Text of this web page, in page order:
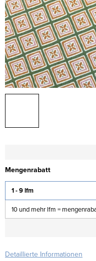
Mengenrabatt
1 - 9 lfm
10 und mehr lfm =
Detaillierte Informationen